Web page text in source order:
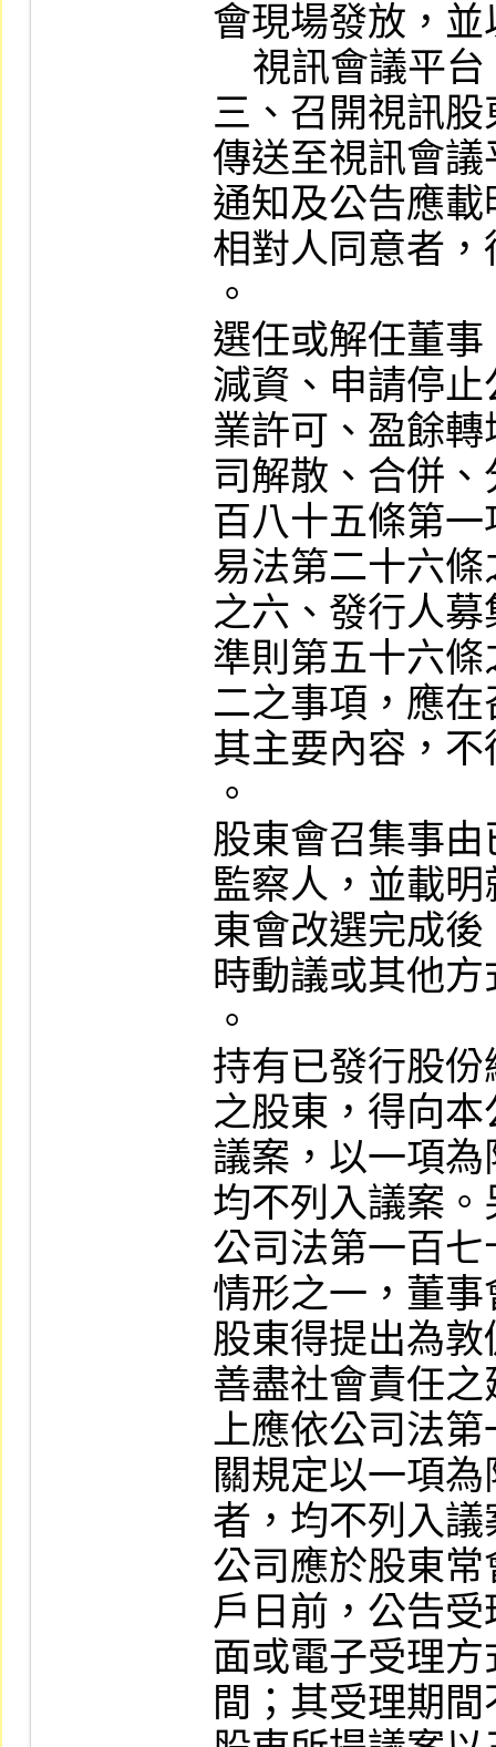
會現場發放，
三、召開視訊
傳送至視訊會議
通知及公告應
相對人同意者
。
選任或解任董
減資、申請停
業許可、盈餘
司解散、合併
百八十五條第
易法第二十六
之六、發行人
準則第五十六
二之事項，應
其主要內容，
。
股東會召集事
監察人，並載
東會改選完成
時動議或其他
。
持有已發行股
之股東，得向
議案，以一項
均不列入議案
公司法第一百
情形之一，董
股東得提出為
善盡社會責任
上應依公司法
關規定以一項
者，均不列入議
公司應於股東
戶日前，公告
面或電子受理
間；其受理期